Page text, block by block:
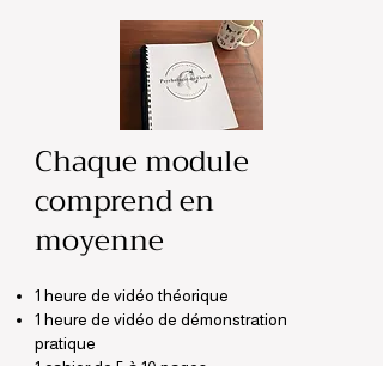
Chaque module
comprend en
moyenne
1 heure de vidéo théorique
1 heure de vidéo de démonstration
pratique